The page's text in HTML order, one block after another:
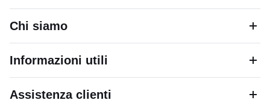
Chi siamo
Informazioni utili
Assistenza clienti